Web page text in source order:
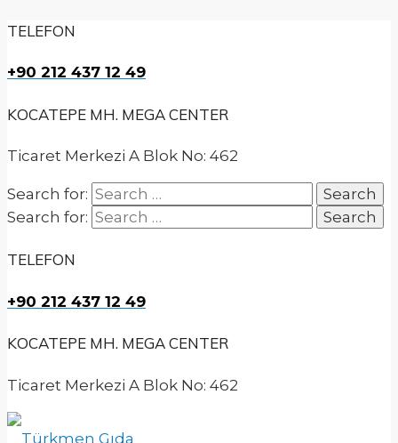
TELEFON
+90 212 437 12 49
KOCATEPE MH. MEGA CENTER
Ticaret Merkezi A Blok No: 462
Search for:
Search for:
TELEFON
+90 212 437 12 49
KOCATEPE MH. MEGA CENTER
Ticaret Merkezi A Blok No: 462